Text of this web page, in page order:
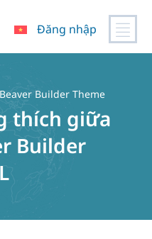
Đăng nhập
Builder Theme
thích giữa
Builder